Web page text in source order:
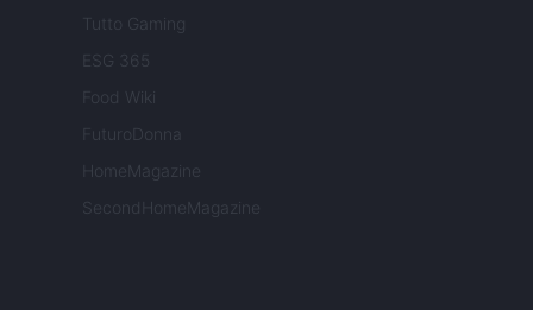
Tutto Gaming
ESG 365
Food Wiki
FuturoDonna
HomeMagazine
SecondHomeMagazine